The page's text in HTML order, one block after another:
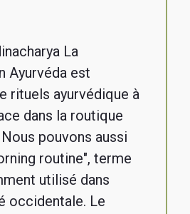
La
Ayurvéda est
rituels ayurvédique à
dans la routique
pouvons aussi
routine", terme
utilisé dans
occidentale. Le